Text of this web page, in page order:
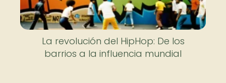
La revolución del HipHop: De los
barrios a la influencia mundial